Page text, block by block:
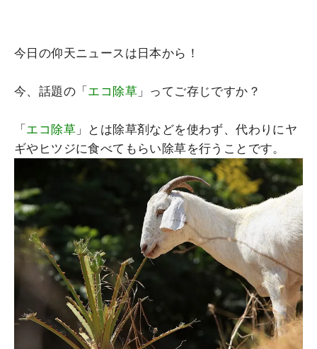
今日の仰天ニュースは日本から！
今、話題の「 エコ除草 」ってご存じですか？
「 エコ除草 」とは除草剤などを使わず、代わりにヤ
ギやヒツジに食べてもらい除草を行うことです。